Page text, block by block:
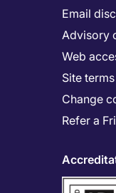
Email
Advisory
Web
Site terms
Change
Refer a